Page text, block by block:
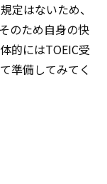
定はないため、
のため自身の快
的にはTOEIC受
準備してみてく